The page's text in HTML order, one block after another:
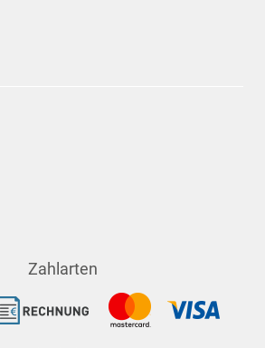
Zahlarten